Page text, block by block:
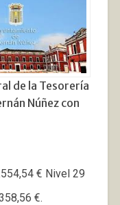
de la Tesorería
Núñez con
€ Nivel 29
€.